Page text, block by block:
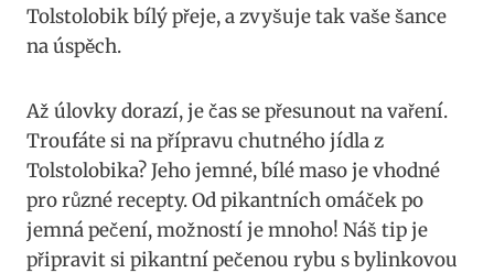
Tolstolobik bílý přeje,⁤ a zvyšuje tak vaše šance
na ​úspěch.
Až úlovky dorazí, je čas se ‍přesunout na⁢ vaření.
Troufáte si ​na přípravu chutného jídla z
Tolstolobika? Jeho ⁣jemné, bílé maso je vhodné
pro ‌různé ‍recepty. ​Od pikantních ‍omáček ⁣po
jemná pečení, možností je ⁣mnoho! Náš tip je
připravit​ si pikantní ⁣pečenou rybu ⁣s‌ bylinkovou